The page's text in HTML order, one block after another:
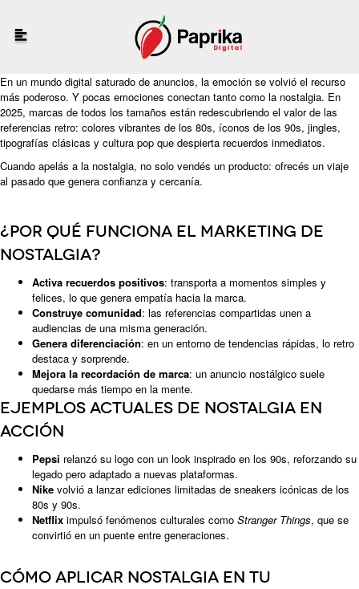
En un mundo digital saturado de anuncios, la emoción se volvió el recurso
más poderoso. Y pocas emociones conectan tanto como la nostalgia. En
2025, marcas de todos los tamaños están redescubriendo el valor de las
referencias retro: colores vibrantes de los 80s, íconos de los 90s, jingles,
tipografías clásicas y cultura pop que despierta recuerdos inmediatos.
Cuando apelás a la nostalgia, no solo vendés un producto: ofrecés un viaje
al pasado que genera confianza y cercanía.
¿Por qué funciona el marketing de
nostalgia?
Activa recuerdos positivos: transporta a momentos simples y
felices, lo que genera empatía hacia la marca.
Construye comunidad: las referencias compartidas unen a
audiencias de una misma generación.
Genera diferenciación: en un entorno de tendencias rápidas, lo retro
destaca y sorprende.
Mejora la recordación de marca: un anuncio nostálgico suele
quedarse más tiempo en la mente.
Ejemplos actuales de nostalgia en
acción
Pepsi relanzó su logo con un look inspirado en los 90s, reforzando su
legado pero adaptado a nuevas plataformas.
Nike volvió a lanzar ediciones limitadas de sneakers icónicas de los
80s y 90s.
Netflix impulsó fenómenos culturales como Stranger Things, que se
convirtió en un puente entre generaciones.
Cómo aplicar nostalgia en tu